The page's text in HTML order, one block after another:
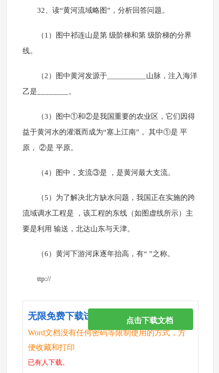
32、读“黄河流域略图”，分析回答问题。
（1）图中祁连山是第 级阶梯和第 级阶梯的分界
线。
（2）图中黄河发源于__________山脉，注入海洋
乙是________。
（3）图中①和②是我国重要的农业区，它们因得
益于黄河水的灌溉而成为“塞上江南”， 其中①是 平
原， ②是 平原。
（4）图中，支流③是 ，是黄河最大支流。
（5）为了解决北方缺水问题，我国正在实施的跨
流域调水工程是 ，该工程的东线（如图虚线所示）主
要是利用 输送，北达山东与天津。
（6）黄河下游河床逐年抬高，有“ ”之称。
ttp://
无限免费下载试卷
Word文档没有任何密码等限制使用的方式，方
便收藏和打印
已有人下载。
点击下载文档